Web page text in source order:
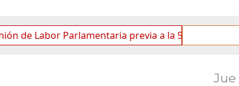
Parlamentaria previa a la 5.ª Sesión Ordinaria
Jue